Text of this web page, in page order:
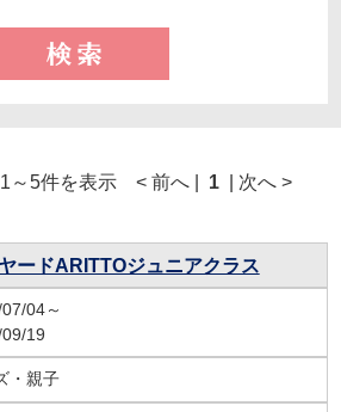
～5件を表示 < 前へ | 1 | 次へ >
ードARITTOジュニアクラス
04～
19
・親子